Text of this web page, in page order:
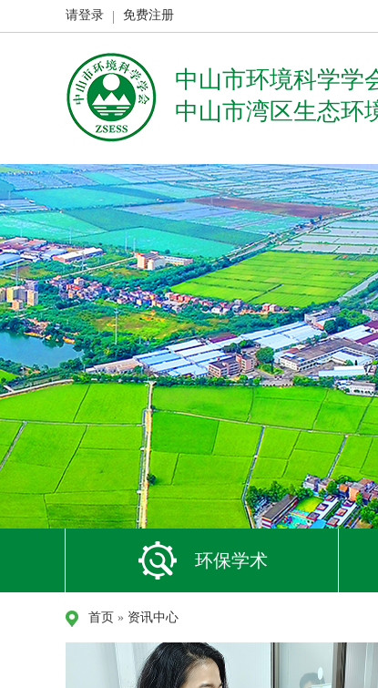
请登录 免费注册
中山市环境科学学
中山市湾区生态环
环保学术
首页 » 资讯中心